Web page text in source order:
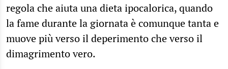
regola che aiuta una dieta ipocalorica, quando
la fame durante la giornata è comunque tanta e
muove più verso il deperimento che verso il
dimagrimento vero.